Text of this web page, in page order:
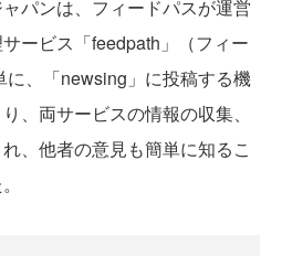
パンは、フィードパスが運営
ービス「feedpath」（フィー
に、「newsing」に投稿する機
、両サービスの情報の収集、
、他者の意見も簡単に知るこ